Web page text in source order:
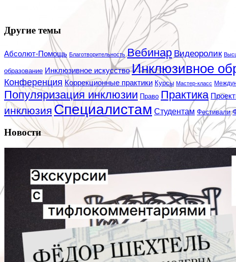
Другие темы
Абсолют-Помощь Благотворительность Вебинар Видеоролик
образование Инклюзивное искусство Инклюзивное
Конференция Коррекционные практики Курсы Мастер-класс
Популяризация инклюзии Право Практика
инклюзия Специалистам Студентам Фестивали
Новости